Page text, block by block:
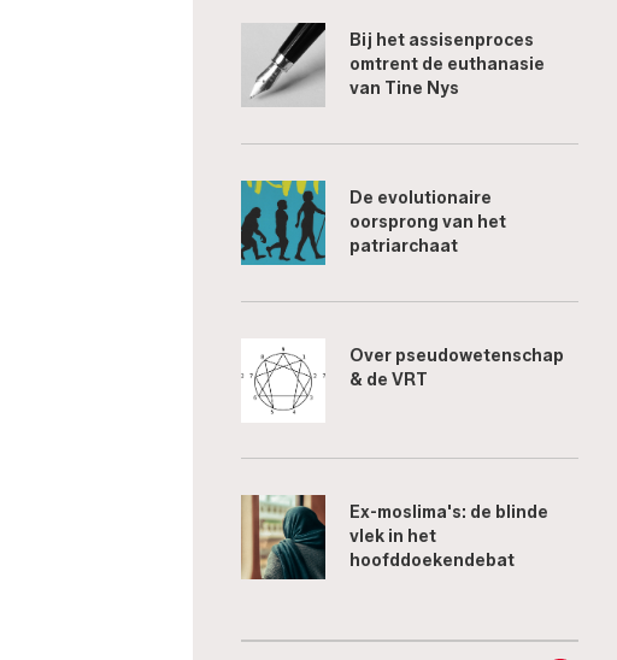
Bij het assisenproces
omtrent de euthanasie
van Tine Nys
De evolutionaire
oorsprong van het
patriarchaat
Over pseudowetenschap
& de VRT
Ex-moslima's: de blinde
vlek in het
hoofddoekendebat